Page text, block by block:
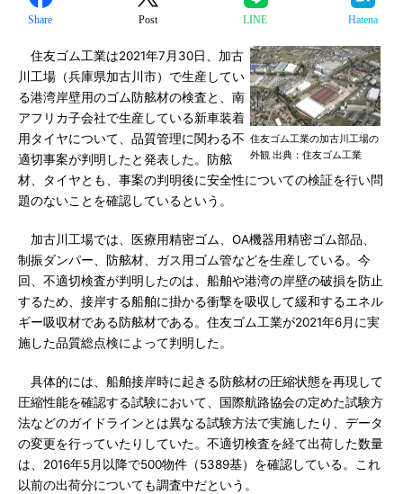
Share Post LINE Hatena
住友ゴム工業の加古川工場の
外観 出典：住友ゴム工業
住友ゴム工業は2021年7月30日、加古
川工場（兵庫県加古川市）で生産してい
る港湾岸壁用のゴム防舷材の検査と、南
アフリカ子会社で生産している新車装着
用タイヤについて、品質管理に関わる不
適切事案が判明したと発表した。防舷
材、タイヤとも、事案の判明後に安全性についての検証を行い問
題のないことを確認しているという。
加古川工場では、医療用精密ゴム、OA機器用精密ゴム部品、
制振ダンパー、防舷材、ガス用ゴム管などを生産している。今
回、不適切検査が判明したのは、船舶や港湾の岸壁の破損を防止
するため、接岸する船舶に掛かる衝撃を吸収して緩和するエネル
ギー吸収材である防舷材である。住友ゴム工業が2021年6月に実
施した品質総点検によって判明した。
具体的には、船舶接岸時に起きる防舷材の圧縮状態を再現して
圧縮性能を確認する試験において、国際航路協会の定めた試験方
法などのガイドラインとは異なる試験方法で実施したり、データ
の変更を行っていたりしていた。不適切検査を経て出荷した数量
は、2016年5月以降で500物件（5389基）を確認している。これ
以前の出荷分についても調査中だという。